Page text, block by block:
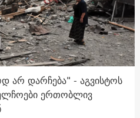
არ დარჩება" - აგვისტოს
ერთობლივ